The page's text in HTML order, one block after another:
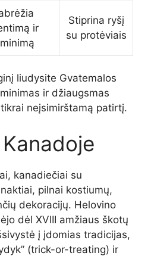
ir
Stiprina ryšį
su protėviais
liudysite Gvatemalos
ir džiaugsmas
neįsimirštamą patirtį.
kanadiečiai su
pilnai kostiumų,
dekoracijų. Helovino
dėl XVIII amžiaus škotų
į įdomias tradicijas,
(trick-or-treating) ir